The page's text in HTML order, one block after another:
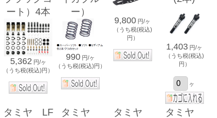
ート）4本
5,362 円/ヶ
（うち税(税込)円）
ー）
990 円/ヶ
（うち税(税込)円）
9,800 円/ヶ
（うち税(税込)
円）
1,403 円/ヶ
（うち税(税込)
円）
ヶ
タミヤ LF
タミヤ
タミヤ
タミヤ